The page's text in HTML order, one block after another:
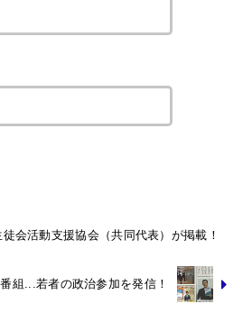
会活動支援協会（共同代表）が掲載！
組...若者の政治参加を発信！